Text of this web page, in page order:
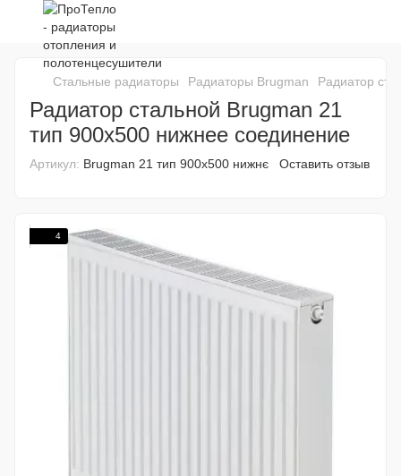
Стальные радиаторы Радиаторы Brugman Радиатор
Радиатор стальной Brugman 21
тип 900х500 нижнее соединение
Артикул: Brugman 21 тип 900х500 нижнє Оставить отзыв
4